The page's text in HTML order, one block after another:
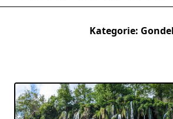
Kategorie: Gondel